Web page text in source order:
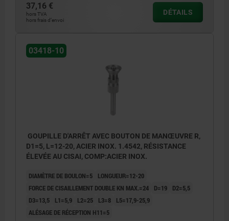
37,16 €
hors TVA
hors frais d’envoi
DÉTAILS
03418-10
GOUPILLE D'ARRÊT AVEC BOUTON DE MANŒUVRE R,
D1=5, L=12-20, ACIER INOX. 1.4542, RÉSISTANCE
ÉLEVÉE AU CISAI, COMP:ACIER INOX.
DIAMÈTRE DE BOULON=5
LONGUEUR=12-20
FORCE DE CISAILLEMENT DOUBLE KN MAX.=24
D=19
D2=5,5
D3=13,5
L1=5,9 L2=25 L3=8
L5=17,9-25,9
ALÉSAGE DE RÉCEPTION H11=5